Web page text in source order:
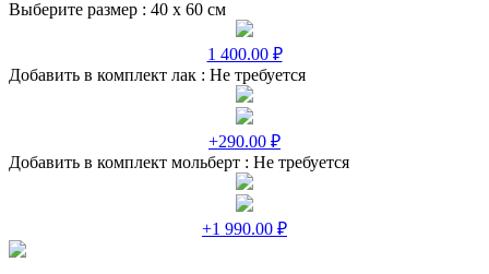
Выберите размер : 40 х 60 см
1 400.00 ₽
Добавить в комплект лак : Не требуется
+290.00 ₽
Добавить в комплект мольберт : Не требуется
+1 990.00 ₽